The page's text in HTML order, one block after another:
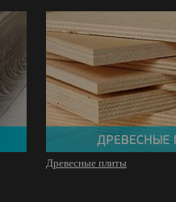
Древесные плиты